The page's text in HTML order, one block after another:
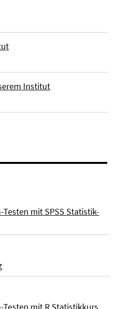
Institut
mit SPSS Statistik-